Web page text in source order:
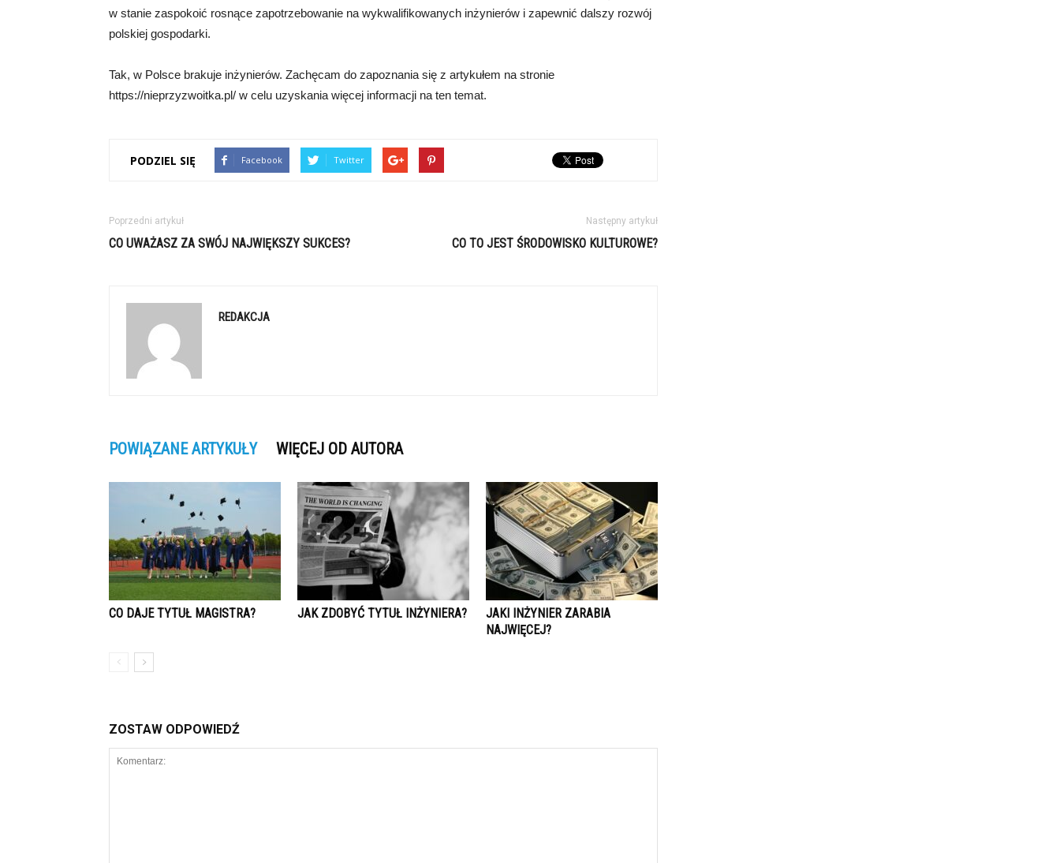
w stanie zaspokoić rosnące zapotrzebowanie na wykwalifikowanych inżynierów i zapewnić dalszy rozwój
polskiej gospodarki.
Tak, w Polsce brakuje inżynierów. Zachęcam do zapoznania się z artykułem na stronie
https://nieprzyzwoitka.pl/ w celu uzyskania więcej informacji na ten temat.
PODZIEL SIĘ Facebook Twitter
Poprzedni artykuł
CO UWAŻASZ ZA SWÓJ NAJWIĘKSZY SUKCES?
Następny artykuł
CO TO JEST ŚRODOWISKO KULTUROWE?
REDAKCJA
POWIĄZANE ARTYKUŁY WIĘCEJ OD AUTORA
CO DAJE TYTUŁ MAGISTRA? JAK ZDOBYĆ TYTUŁ INŻYNIERA?
JAKI INŻYNIER ZARABIA
NAJWIĘCEJ?
ZOSTAW ODPOWIEDŹ